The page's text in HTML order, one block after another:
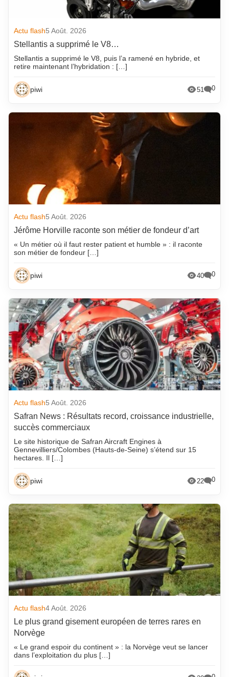
Actu flash5 Août. 2026
Stellantis a supprimé le V8…
Stellantis a supprimé le V8, puis l’a ramené en hybride, et
retire maintenant l’hybridation : […]
piwi 51 0
Actu flash5 Août. 2026
Jérôme Horville raconte son métier de fondeur d’art
« Un métier où il faut rester patient et humble » : il raconte
son métier de fondeur […]
piwi 40 0
Actu flash5 Août. 2026
Safran News : Résultats record, croissance industrielle,
succès commerciaux
Le site historique de Safran Aircraft Engines à
Gennevilliers/Colombes (Hauts-de-Seine) s’étend sur 15
hectares. Il […]
piwi 22 0
Actu flash4 Août. 2026
Le plus grand gisement européen de terres rares en
Norvège
« Le grand espoir du continent » : la Norvège veut se lancer
dans l’exploitation du plus […]